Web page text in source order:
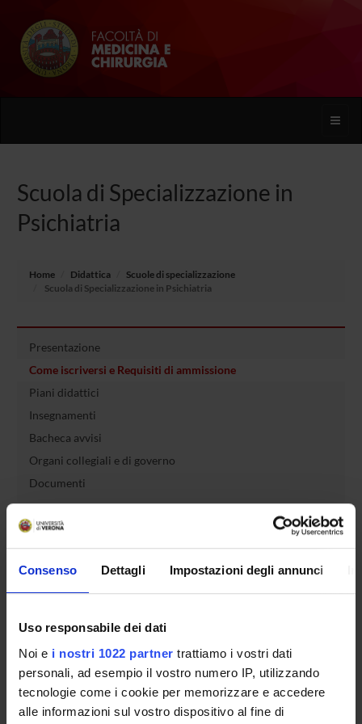
Consenso Dettagli Impostazioni degli annunci
Uso responsabile dei dati
Noi e i nostri 1022 partner trattiamo i vostri dati
personali, ad esempio il vostro numero IP, utilizzando
tecnologie come i cookie per memorizzare e accedere
alle informazioni sul vostro dispositivo al fine di
Toggle
Scuola di Specializzazione in
Psichiatria
Home Didattica
Scuole di specializzazione
Scuola di Specializzazione in Psichiatria
Presentazione
Come iscriversi e Requisiti di ammissione
Piani didattici
Insegnamenti
Bacheca avvisi
Organi collegiali e di governo
Documenti
Servizio Studenti Internazionali
OFFERTA FORMATIVA
SEMESTRE FILTRO
CORSI DI LAUREA
CORSI DI LAUREA MAGISTRALE